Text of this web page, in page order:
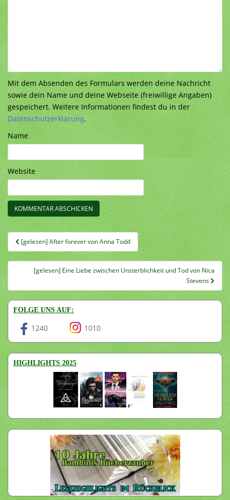
Mit dem Absenden des Formulars werden deine Nachricht
sowie dein Name und deine Webseite (freiwillige Angaben)
gespeichert. Weitere Informationen findest du in der
Datenschutzerklärung.
Name
Website
Beitragsnavigation
[gelesen] After forever von Anna Todd
[gelesen] Eine Liebe zwischen Unsterblichkeit und Tod von Nica
Stevens
FOLGE UNS AUF:
1240 1010
HIGHLIGHTS 2025